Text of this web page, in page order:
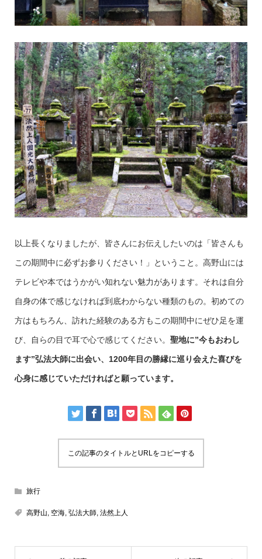
以上長くなりましたが、皆さんにお伝えしたいのは「皆さんも
この期間中に必ずお参りください！」ということ。高野山には
テレビや本ではうかがい知れない魅力があります。それは自分
自身の体で感じなければ到底わからない種類のもの。初めての
方はもちろん、訪れた経験のある方もこの期間中にぜひ足を運
び、自らの目で耳で心で感じてください。 聖地に”今もおわし
ます”弘法大師に出会い、1200年目の勝縁に巡り会えた喜びを
心身に感じていただければと願っています。
この記事のタイトルとURLをコピーする
旅行
高野山 空海, 弘法大師, 法然上人